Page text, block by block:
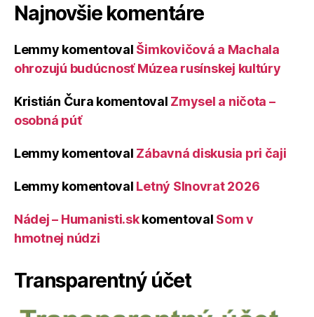
Najnovšie komentáre
Lemmy komentoval Šimkovičová a Machala
ohrozujú budúcnosť Múzea rusínskej kultúry
Kristián Čura komentoval Zmysel a ničota –
osobná púť
Lemmy komentoval Zábavná diskusia pri čaji
Lemmy komentoval Letný Slnovrat 2026
Nádej – Humanisti.skkomentoval Som v
hmotnej núdzi
Transparentný účet